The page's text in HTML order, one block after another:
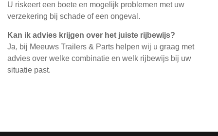
U riskeert een boete en mogelijk problemen met uw
verzekering bij schade of een ongeval.
Kan ik advies krijgen over het juiste rijbewijs?
Ja, bij Meeuws Trailers & Parts helpen wij u graag met
advies over welke combinatie en welk rijbewijs bij uw
situatie past.